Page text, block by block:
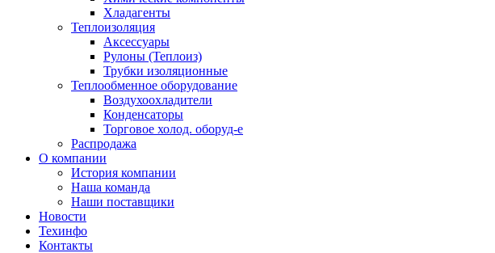
Хладагенты
Теплоизоляция
Аксессуары
Рулоны (Теплоиз)
Трубки изоляционные
Теплообменное оборудование
Воздухоохладители
Конденсаторы
Торговое холод. оборуд-е
Распродажа
О компании
История компании
Наша команда
Наши поставщики
Новости
Техинфо
Контакты